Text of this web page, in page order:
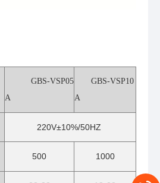
GBS-VSP05
A
GBS-VSP10
A
220V±10%/50HZ
500 1000